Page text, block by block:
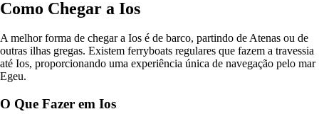
Como Chegar a Ios
A melhor forma de chegar a Ios é de barco, partindo de Atenas ou de
outras ilhas gregas. Existem ferryboats regulares que fazem a travessia
até Ios, proporcionando uma experiência única de navegação pelo mar
Egeu.
O Que Fazer em Ios